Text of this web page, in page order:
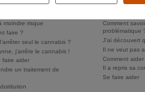
si j'ai un problème ?
moindre risque
faire ?
seul le cannabis ?
j'arrête le cannabis !
faire aider
un traitement de
Comment
Comment
problématique
J'ai découvert
Il ne veut pas
Comment
Il a repris sa
Se faire aider